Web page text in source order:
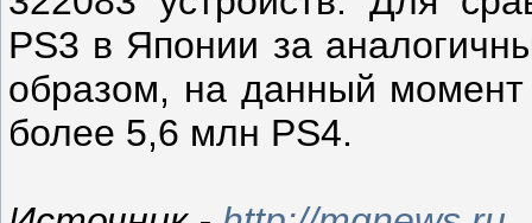
PS3 в Японии за
образом, на данный
более 5,6 млн PS4.